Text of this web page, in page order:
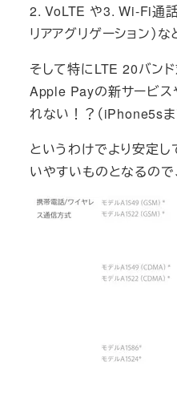
2. VoLTE や3. Wi-Fi通話
リアアグリゲーション）
そして特にLTE 20バン
Apple Payの新サービス
れない！？（iPhone5s
というわけでより安定
いやすいものとなるの